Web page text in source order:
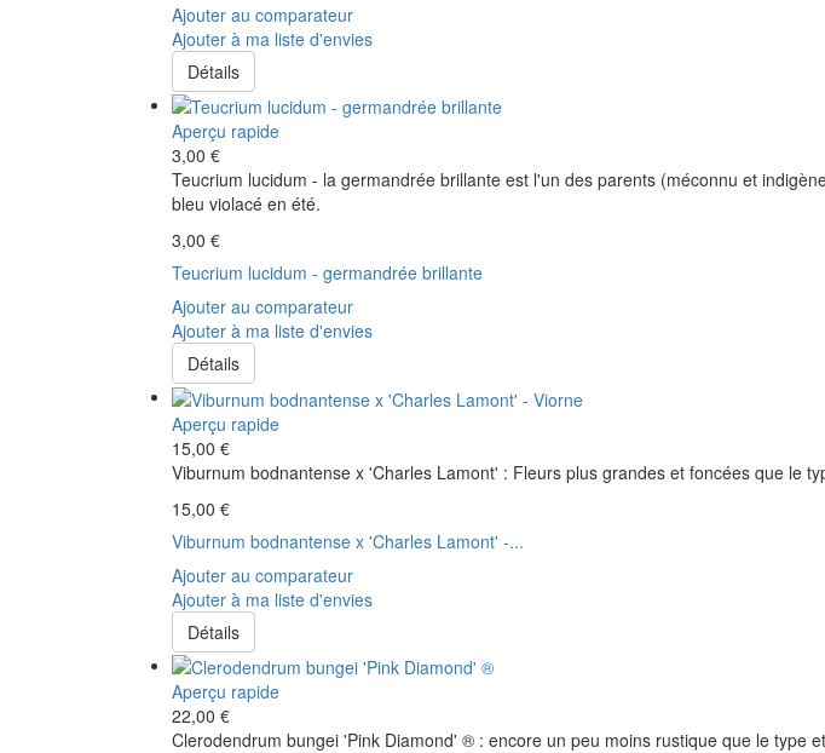
Ajouter au comparateur
Ajouter à ma liste d'envies
Détails
Aperçu rapide
3,00 €
Teucrium lucidum - la germandrée brillante est l'un des parents (méconnu et
bleu violacé en été.
3,00 €
Teucrium lucidum - germandrée brillante
Ajouter au comparateur
Ajouter à ma liste d'envies
Détails
Aperçu rapide
15,00 €
Viburnum bodnantense x 'Charles Lamont' : Fleurs plus grandes et foncées que le
15,00 €
Viburnum bodnantense x 'Charles Lamont' -...
Ajouter au comparateur
Ajouter à ma liste d'envies
Détails
Aperçu rapide
22,00 €
Clerodendrum bungei 'Pink Diamond' ® : encore un peu moins rustique que le type